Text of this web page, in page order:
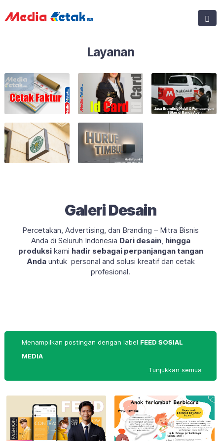
Layanan
Galeri Desain
Percetakan, Advertising, dan Branding – Mitra Bisnis
Anda di Seluruh Indonesia Dari desain, hingga
produksikami hadir sebagai perpanjangan tangan
Andauntuk personal and solusi kreatif dan cetak
profesional.
Menampilkan postingan dengan label FEED SOSIAL
MEDIA
Tunjukkan semua
Partai Aceh Nurul Hajjah